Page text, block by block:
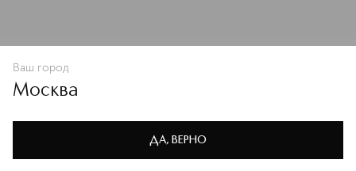
Политике конфиденциальности
В КОРЗИНУ
Ваш город
Москва
ДА, ВЕРНО